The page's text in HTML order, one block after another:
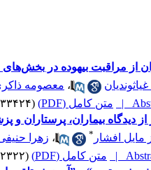
از مراقبت بیهوده در بخش‌های
، معصومه
متن کامل (PDF)
(۳۳۴۲۴ دریافت)
از دیدگاه بیماران،
مایل افشار * ، زهرا
متن کامل (PDF)
(۳۲۳۲۲ دریافت)